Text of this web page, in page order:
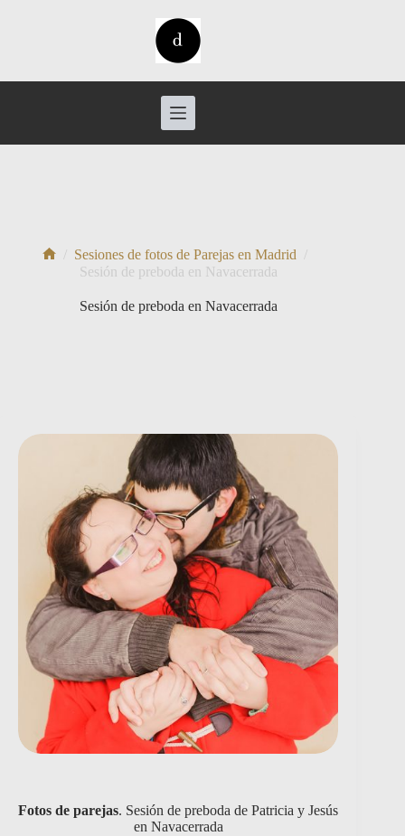
Inicio
Sesiones de fotos de Parejas en Madrid
Sesión de preboda en Navacerrada
Sesión de preboda en Navacerrada
Fotos de parejas. Sesión de preboda de Patricia y Jesús
en Navacerrada